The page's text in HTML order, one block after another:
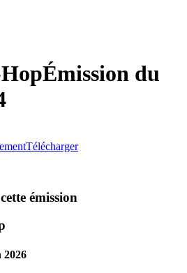
Émission du
Télécharger
émission
2026